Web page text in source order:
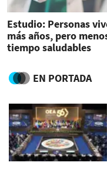
Estudio: Personas
más años, pero
tiempo saludables
EN PORTADA